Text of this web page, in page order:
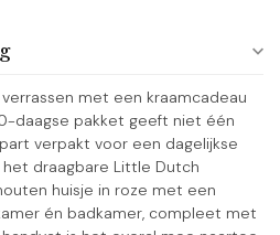
met een kraamcadeau
daagse pakket geeft niet één
verpakt voor een dagelijkse
het draagbare Little Dutch
huisje in roze met een
én badkamer, compleet met